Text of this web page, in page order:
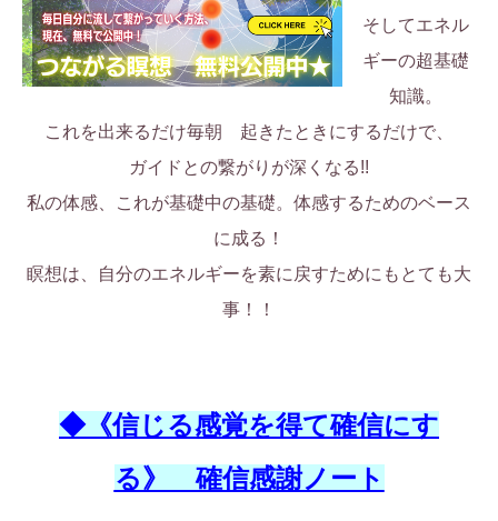
そしてエネル
ギーの超基礎
知識。
これを出来るだけ毎朝 起きたときにするだけで、
ガイドとの繋がりが深くなる!!
私の体感、これが基礎中の基礎。体感するためのベース
に成る！
瞑想は、自分のエネルギーを素に戻すためにもとても大
事！！
◆《信じる感覚を得て確信にす
る》 確信感謝ノート